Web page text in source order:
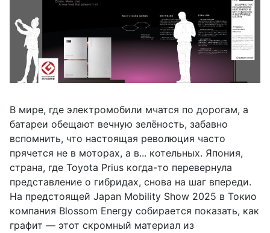
В мире, где электромобили мчатся по дорогам, а
батареи обещают вечную зелёность, забавно
вспомнить, что настоящая революция часто
прячется не в моторах, а в... котельных. Япония,
страна, где Toyota Prius когда-то перевернула
представление о гибридах, снова на шаг впереди.
На предстоящей Japan Mobility Show 2025 в Токио
компания Blossom Energy собирается показать, как
графит — этот скромный материал из